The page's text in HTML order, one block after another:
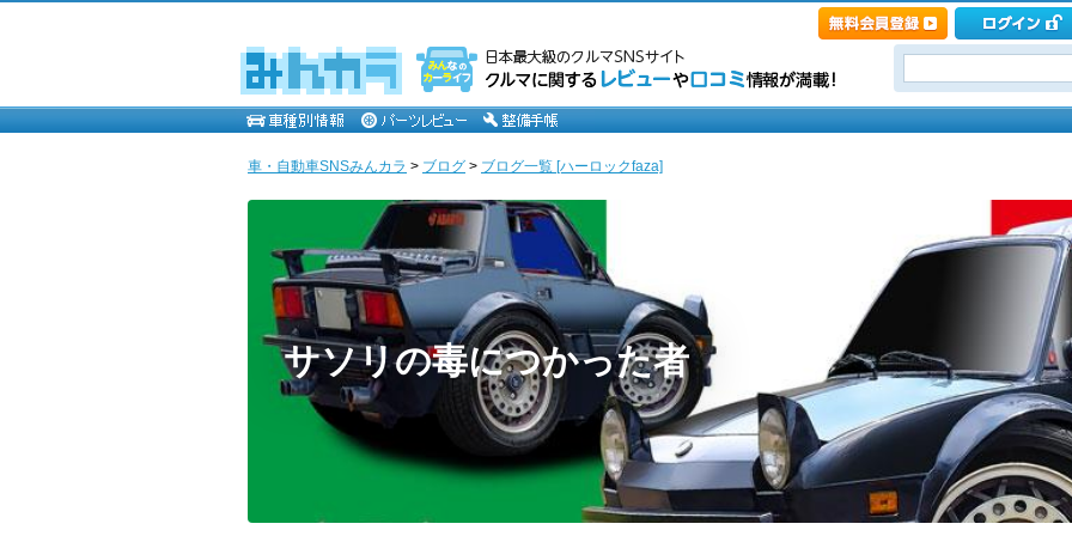
車・自動車SNSみんカラ > ブログ > ブログ一覧 [ハーロックfaza]
サソリの毒につかった者